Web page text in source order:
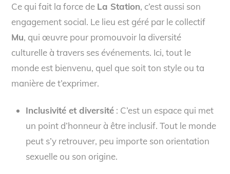
Ce qui fait la force de La Station, c’est aussi son
engagement social. Le lieu est géré par le collectif
Mu, qui œuvre pour promouvoir la diversité
culturelle à travers ses événements. Ici, tout le
monde est bienvenu, quel que soit ton style ou ta
manière de t’exprimer.
Inclusivité et diversité: C’est un espace qui met
un point d’honneur à être inclusif. Tout le monde
peut s’y retrouver, peu importe son orientation
sexuelle ou son origine.